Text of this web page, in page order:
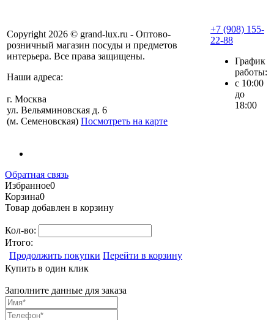
Copyright 2026 © grand-lux.ru - Оптово-
розничный магазин посуды и предметов
интерьера. Все права защищены.
Наши адреса:
г. Москва
ул. Вельяминовская д. 6
(м. Семеновская) Посмотреть на карте
+7 (908) 155-
22-88
График
работы:
с 10:00
до
18:00
Обратная связь
Избранное0
Корзина0
Товар добавлен в корзину
Кол-во:
Итого:
Продолжить покупки Перейти в корзину
Купить в один клик
Заполните данные для заказа